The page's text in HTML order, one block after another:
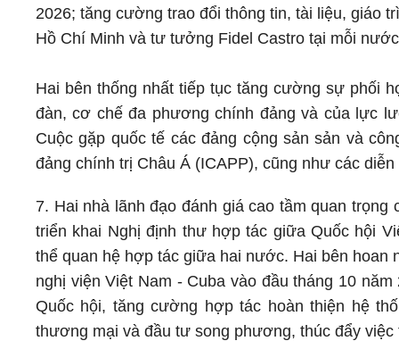
2026; tăng cường trao đổi thông tin, tài liệu, giáo
Hồ Chí Minh và tư tưởng Fidel Castro tại mỗi
Hai bên thống nhất tiếp tục tăng cường sự phối
đàn, cơ chế đa phương chính đảng và của lực
Cuộc gặp quốc tế các đảng cộng sản sản và
đảng chính trị Châu Á (ICAPP), cũng như các
7. Hai nhà lãnh đạo đánh giá cao tầm quan
triển khai Nghị định thư hợp tác giữa Quốc hội
thể quan hệ hợp tác giữa hai nước. Hai bên hoan
nghị viện Việt Nam - Cuba vào đầu tháng 10
Quốc hội, tăng cường hợp tác hoàn thiện hệ
thương mại và đầu tư song phương, thúc đẩy